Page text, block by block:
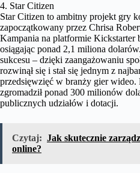
4. Star Citizen
Star Citizen to ambitny projekt gry
zapoczątkowany przez Chrisa
Kampania na platformie Kickstarter
osiągając ponad 2,1 miliona
sukcesu – dzięki zaangażowaniu
rozwinął się i stał się jednym z
przedsięwzięć w branży gier
zgromadził ponad 300 milionów
publicznych udziałów i dotacji.
Czytaj: Jak skutecznie
online?